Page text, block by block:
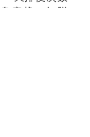
症状，如脱
。对于症状